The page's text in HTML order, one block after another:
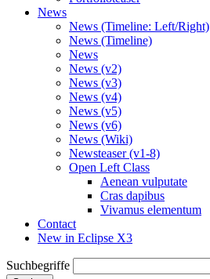
News
News (Timeline: Left/Right)
News (Timeline)
News
News (v2)
News (v3)
News (v4)
News (v5)
News (v6)
News (Wiki)
Newsteaser (v1-8)
Open Left Class
Aenean vulputate
Cras dapibus
Vivamus elementum
Contact
New in Eclipse X3
Suchbegriffe